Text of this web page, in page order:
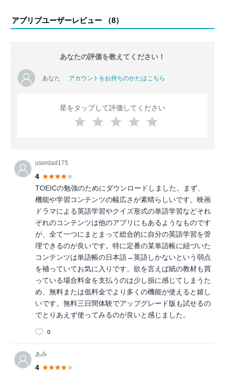
アプリブユーザーレビュー （8）
あなたの評価を教えてください！
あなた アカウントをお持ちのかたはこちら
星をタップして評価してください
userdad175
4
TOEICの勉強のためにダウンロードしました。まず、
機能や学習コンテンツの幅広さが素晴らしいです。映画
ドラマによる英語学習やクイズ形式の単語学習などそれ
ぞれのコンテンツは他のアプリにもあるようなものです
が、全て一つにまとまって総合的に自分の英語学習を管
理できるのが良いです。特に定番の某単語帳に紐づいた
コンテンツは単語帳の日本語→英語しかないという弱点
を補っていてお気に入りです。欲を言えば紙の教材も買
っている場合料金を支払うのは少し損に感じてしまうた
め、無料または低料金でより多くの機能が使えると嬉し
いです。無料三日間体験でアップグレード版も試せるの
でとりあえず使ってみるのが良いと感じました。
0
あみ
4